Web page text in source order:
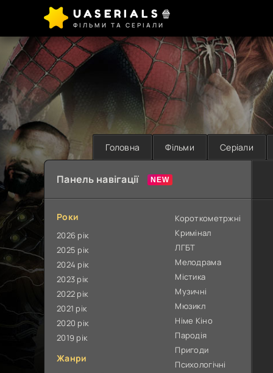
UASERIALS🍿
ФІЛЬМИ ТА СЕРІАЛИ
Головна Фільми Серіали
Панель навігації
Роки
2026 рік
2025 рік
2024 рік
2023 рік
2022 рік
2021 рік
2020 рік
2019 рік
Жанри
Короткометржні
Кримінал
ЛГБТ
Мелодрама
Містика
Музичні
Мюзикл
Німе Кіно
Пародія
Пригоди
Психологічні